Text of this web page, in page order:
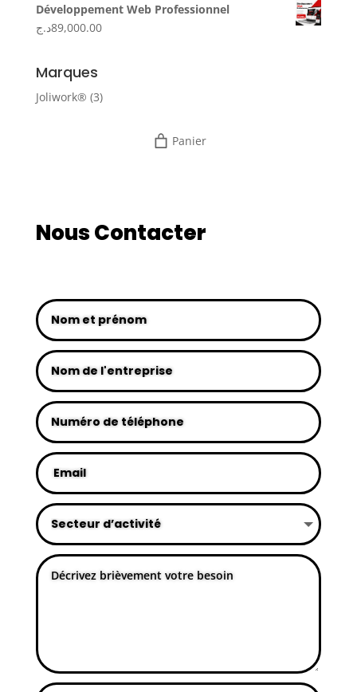
Développement Web Professionnel
89,000.00د.ج
Marques
Joliwork® (3)
Panier
Nous Contacter